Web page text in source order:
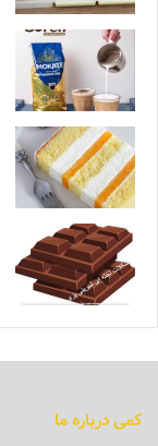
کمی درباره ما